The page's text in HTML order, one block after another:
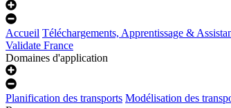
Accueil Téléchargements, Apprentissage &
Validate France
Domaines d'application
Planification des transports Modélisation des